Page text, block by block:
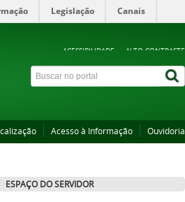
Legislação Canais
ACESSIBILIDADE ALTO CONTRASTE
Acesso à Informação Ouvidoria
ESPAÇO DO SERVIDOR